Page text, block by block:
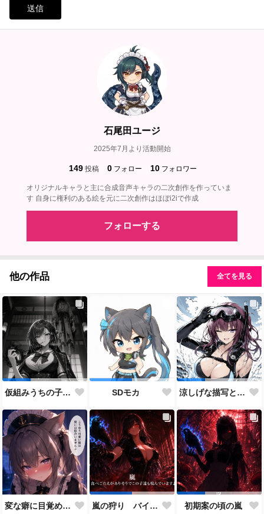
送信
石尾田ユージ
2025年7月より活動開始
149 投稿 0 フォロー 10 フォロワー
オリジナルキャラと主に合成音声キャラの二次創作を作っていま
す 自身に権利のある絵を元に二次創作はほぼi2iで作成
フォローする
他の作品 全てを見る
仮組みうちの子28人目にしてずっと作りたかった仕事人ポジション。 SDモカ 涼しげな描写とはをコンセプトにしたダイバー花梨先輩
変な癖に目覚めそうになったメイドディーレ赤面バージョン 嵐の狩り バイカーコスチューム 初期案の頃の嵐